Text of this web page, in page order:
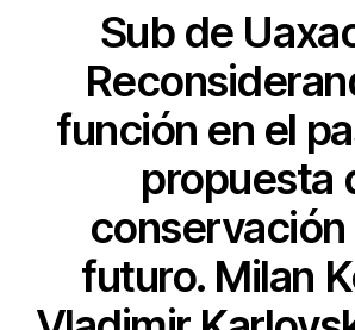
Sub de
función en el
propuesta
conservación
futuro. Milan